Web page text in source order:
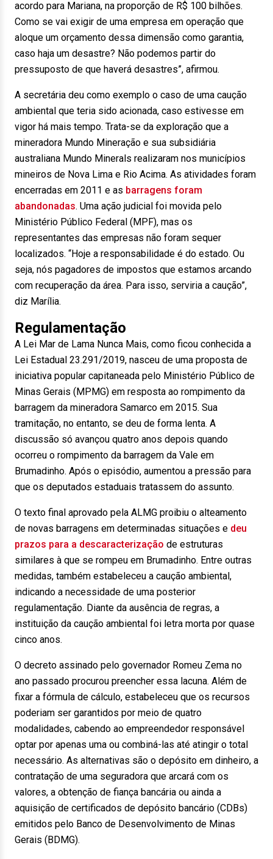
acordo para Mariana, na proporção de R$ 100 bilhões.
Como se vai exigir de uma empresa em operação que
aloque um orçamento dessa dimensão como garantia,
caso haja um desastre? Não podemos partir do
pressuposto de que haverá desastres”, afirmou.
A secretária deu como exemplo o caso de uma caução
ambiental que teria sido acionada, caso estivesse em
vigor há mais tempo. Trata-se da exploração que a
mineradora Mundo Mineração e sua subsidiária
australiana Mundo Minerals realizaram nos municípios
mineiros de Nova Lima e Rio Acima. As atividades foram
encerradas em 2011 e as barragens foram
abandonadas. Uma ação judicial foi movida pelo
Ministério Público Federal (MPF), mas os
representantes das empresas não foram sequer
localizados. “Hoje a responsabilidade é do estado. Ou
seja, nós pagadores de impostos que estamos arcando
com recuperação da área. Para isso, serviria a caução”,
diz Marília.
Regulamentação
A Lei Mar de Lama Nunca Mais, como ficou conhecida a
Lei Estadual 23.291/2019, nasceu de uma proposta de
iniciativa popular capitaneada pelo Ministério Público de
Minas Gerais (MPMG) em resposta ao rompimento da
barragem da mineradora Samarco em 2015. Sua
tramitação, no entanto, se deu de forma lenta. A
discussão só avançou quatro anos depois quando
ocorreu o rompimento da barragem da Vale em
Brumadinho. Após o episódio, aumentou a pressão para
que os deputados estaduais tratassem do assunto.
O texto final aprovado pela ALMG proibiu o alteamento
de novas barragens em determinadas situações e deu
prazos para a descaracterização de estruturas
similares à que se rompeu em Brumadinho. Entre outras
medidas, também estabeleceu a caução ambiental,
indicando a necessidade de uma posterior
regulamentação. Diante da ausência de regras, a
instituição da caução ambiental foi letra morta por quase
cinco anos.
O decreto assinado pelo governador Romeu Zema no
ano passado procurou preencher essa lacuna. Além de
fixar a fórmula de cálculo, estabeleceu que os recursos
poderiam ser garantidos por meio de quatro
modalidades, cabendo ao empreendedor responsável
optar por apenas uma ou combiná-las até atingir o total
necessário. As alternativas são o depósito em dinheiro, a
contratação de uma seguradora que arcará com os
valores, a obtenção de fiança bancária ou ainda a
aquisição de certificados de depósito bancário (CDBs)
emitidos pelo Banco de Desenvolvimento de Minas
Gerais (BDMG).